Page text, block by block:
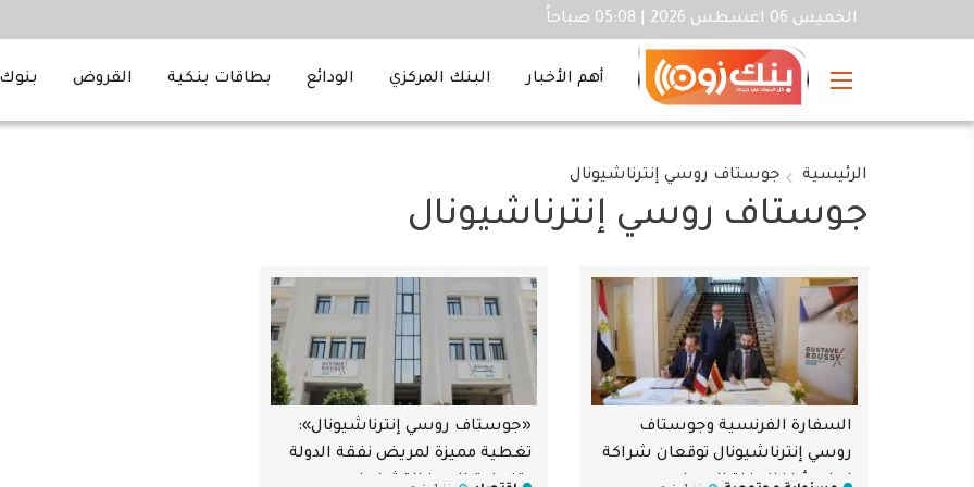
الخميس 06 اغسطس 2026 | 05:08 صباحاً
أهم الأخبار البنك المركزي الودائع بطاقات بنكية القروض
الرئيسية جوستاف روسي إنترناشيونال
جوستاف روسي إنترناشيونال
السفارة الفرنسية وجوستاف
روسي إنترناشيونال توقعان شراكة
لعلاج أطفال غزة المصابين
«جوستاف روسي إنترناشيونال»:
تغطية مميزة لمريض نفقة الدولة
وتغطية العجز التشغيلي